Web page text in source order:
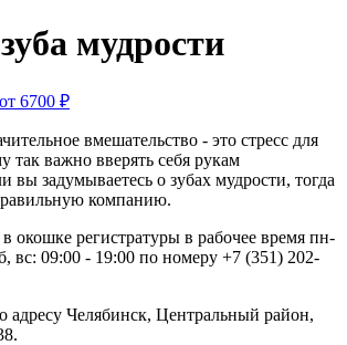
мудрости
от 6700 ₽
вмешательство - это стресс для
так важно вверять себя рукам
вы задумываетесь о зубах мудрости, тогда
компанию.
окошке регистратуры в рабочее время пн-
вс: 09:00 - 19:00 по номеру +7 (351) 202-
адресу Челябинск, Центральный район,